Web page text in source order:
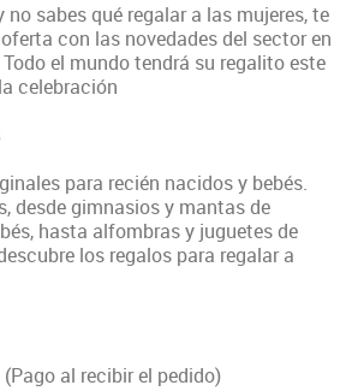
sabes qué regalar a las mujeres, te
con las novedades del sector en
el mundo tendrá su regalito este
celebración
para recién nacidos y bebés.
desde gimnasios y mantas de
hasta alfombras y juguetes de
los regalos para regalar a
al recibir el pedido)